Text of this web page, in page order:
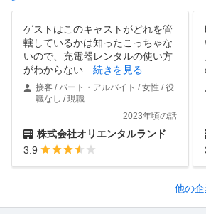
ゲストはこのキャストがどれを管
轄しているかは知ったこっちゃな
いので、充電器レンタルの使い方
がわからない…続きを見る
接客 / パート・アルバイト / 女性 / 役
職なし / 現職
2023年頃の話
株式会社オリエンタルランド
3.9
他の